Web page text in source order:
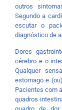
outros
Segundo a
escutar o
diagnóstico de
Dores
cérebro e o
Qualquer
estomago e
Pacientes com
quadros